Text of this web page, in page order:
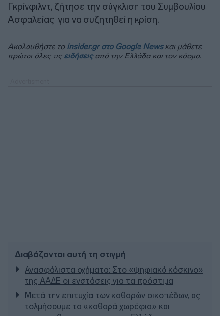
Γκρίνφιλντ, ζήτησε την σύγκλιση του Συμβουλίου
Ασφαλείας, για να συζητηθεί η κρίση.
Ακολουθήστε το insider.gr στο Google Newsκαι μάθετε
πρώτοι όλες τις ειδήσειςαπό την Ελλάδα και τον κόσμο.
Διαβάζονται αυτή τη στιγμή
Ανασφάλιστα οχήματα: Στο «ψηφιακό κόσκινο»
της ΑΑΔΕ οι ενστάσεις για τα πρόστιμα
Μετά την επιτυχία των καθαρών οικοπέδων, ας
τολμήσουμε τα «καθαρά χωράφια» και